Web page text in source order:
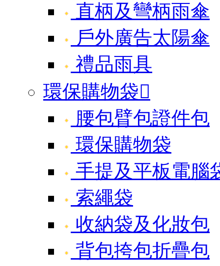
直柄及彎柄雨傘
戶外廣告太陽傘
禮品雨具
環保購物袋
腰包臂包證件包
環保購物袋
手提及平板電腦
索繩袋
收納袋及化妝包
背包挎包折疊包